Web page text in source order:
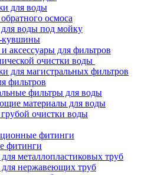
для воды
осмоса
воды под мойку
кувшины
аксессуары для фильтров
очистки воды
для магистральных фильтров
фильтров
фильтры для воды
материалы для воды
очистки воды
фитинги
фитинги
металлопластиковых труб
нержавеющих труб